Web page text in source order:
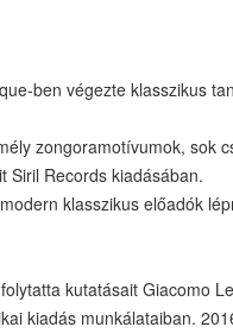
ben végezte klasszikus
zongoramotívumok, sok
Siril Records kiadásában.
klasszikus előadók
kutatásait Giacomo
kiadás munkálataiban.